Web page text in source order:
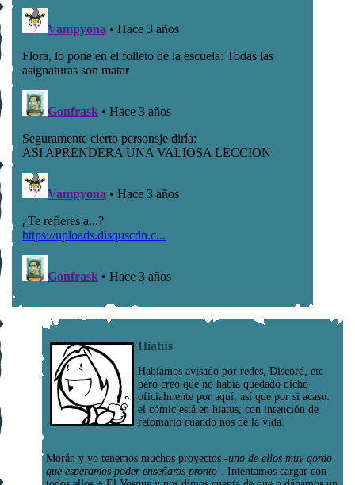
Hiatus
Habíamos avisado por redes, Discord, etc
pero creo que no había quedado dicho
oficialmente por aquí, así que por si acaso:
el cómic está en hiatus, con intención de
retomarlo cuando nos dé la vida.
Morán y yo tenemos muchos proyectos -uno de ellos muy gordo
que esperamos poder enseñaros pronto-. Intentamos cargar con